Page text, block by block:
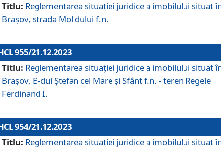
Titlu: Reglementarea situației juridice a imobilului situat
Brașov, strada Molidului f.n.
955/21.12.2023
Titlu: Reglementarea situației juridice a imobilului situat
Brașov, B-dul Ștefan cel Mare și Sfânt f.n. - teren Regele
Ferdinand I.
954/21.12.2023
Titlu: Reglementarea situației juridice a imobilului situat